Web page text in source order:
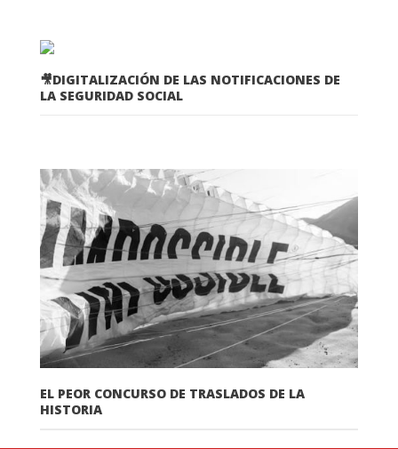
🎥DIGITALIZACIÓN DE LAS NOTIFICACIONES DE
LA SEGURIDAD SOCIAL
EL PEOR CONCURSO DE TRASLADOS DE LA
HISTORIA